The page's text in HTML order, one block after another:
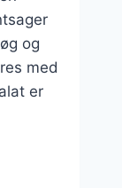
og
med
er